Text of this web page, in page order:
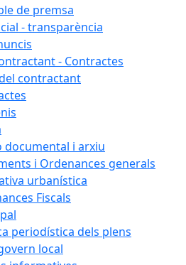
de premsa
- transparència
- Contractes
contractant
documental i arxiu
i Ordenances generals
urbanística
Fiscals
periodística dels plens
local